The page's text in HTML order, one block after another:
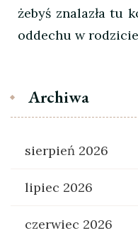
żebyś znalazła tu
oddechu w
Archiwa
sierpień 2026
lipiec 2026
czerwiec 2026